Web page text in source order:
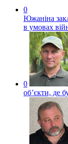
0
Южаніна
в умовах
0
об’єкти, де